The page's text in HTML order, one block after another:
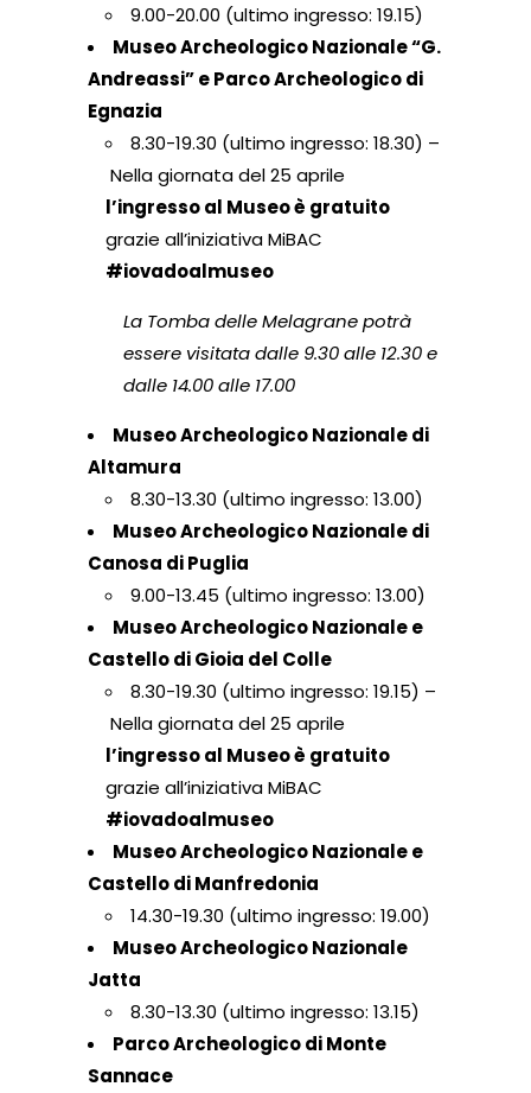
9.00-20.00 (ultimo ingresso: 19.15)
Museo Archeologico Nazionale “G.
Andreassi” e Parco Archeologico di
Egnazia
8.30-19.30 (ultimo ingresso: 18.30) –
Nella giornata del 25 aprile
l’ingresso al Museo è gratuito
grazie all’iniziativa MiBAC
#iovadoalmuseo
La Tomba delle Melagrane potrà
essere visitata dalle 9.30 alle 12.30 e
dalle 14.00 alle 17.00
Museo Archeologico Nazionale di
Altamura
8.30-13.30 (ultimo ingresso: 13.00)
Museo Archeologico Nazionale di
Canosa di Puglia
9.00-13.45 (ultimo ingresso: 13.00)
Museo Archeologico Nazionale e
Castello di Gioia del Colle
8.30-19.30 (ultimo ingresso: 19.15) –
Nella giornata del 25 aprile
l’ingresso al Museo è gratuito
grazie all’iniziativa MiBAC
#iovadoalmuseo
Museo Archeologico Nazionale e
Castello di Manfredonia
14.30-19.30 (ultimo ingresso: 19.00)
Museo Archeologico Nazionale
Jatta
8.30-13.30 (ultimo ingresso: 13.15)
Parco Archeologico di Monte
Sannace